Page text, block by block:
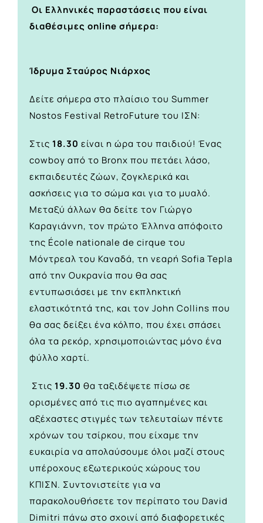
Οι Ελληνικές παραστάσεις που είναι
διαθέσιμες online σήμερα:
Ίδρυμα Σταύρος Νιάρχος
Δείτε σήμερα στο πλαίσιο του Summer
Nostos Festival RetroFuture του ΙΣΝ:
Στις 18.30 είναι η ώρα του παιδιού! Ένας
cowboy από το Bronx που πετάει λάσο,
εκπαιδευτές ζώων, ζογκλερικά και
ασκήσεις για το σώμα και για το μυαλό.
Μεταξύ άλλων θα δείτε τον Γιώργο
Καραγιάννη, τον πρώτο Έλληνα απόφοιτο
της École nationale de cirque του
Μόντρεαλ του Καναδά, τη νεαρή Sofia Tepla
από την Ουκρανία που θα σας
εντυπωσιάσει με την εκπληκτική
ελαστικότητά της, και τον John Collins που
θα σας δείξει ένα κόλπο, που έχει σπάσει
όλα τα ρεκόρ, χρησιμοποιώντας μόνο ένα
φύλλο χαρτί.
Στις 19.30 θα ταξιδέψετε πίσω σε
ορισμένες από τις πιο αγαπημένες και
αξέχαστες στιγμές των τελευταίων πέντε
χρόνων του τσίρκου, που είχαμε την
ευκαιρία να απολαύσουμε όλοι μαζί στους
υπέροχους εξωτερικούς χώρους του
ΚΠΙΣΝ. Συντονιστείτε για να
παρακολουθήσετε τον περίπατο του David
Dimitri πάνω στο σχοινί από διαφορετικές